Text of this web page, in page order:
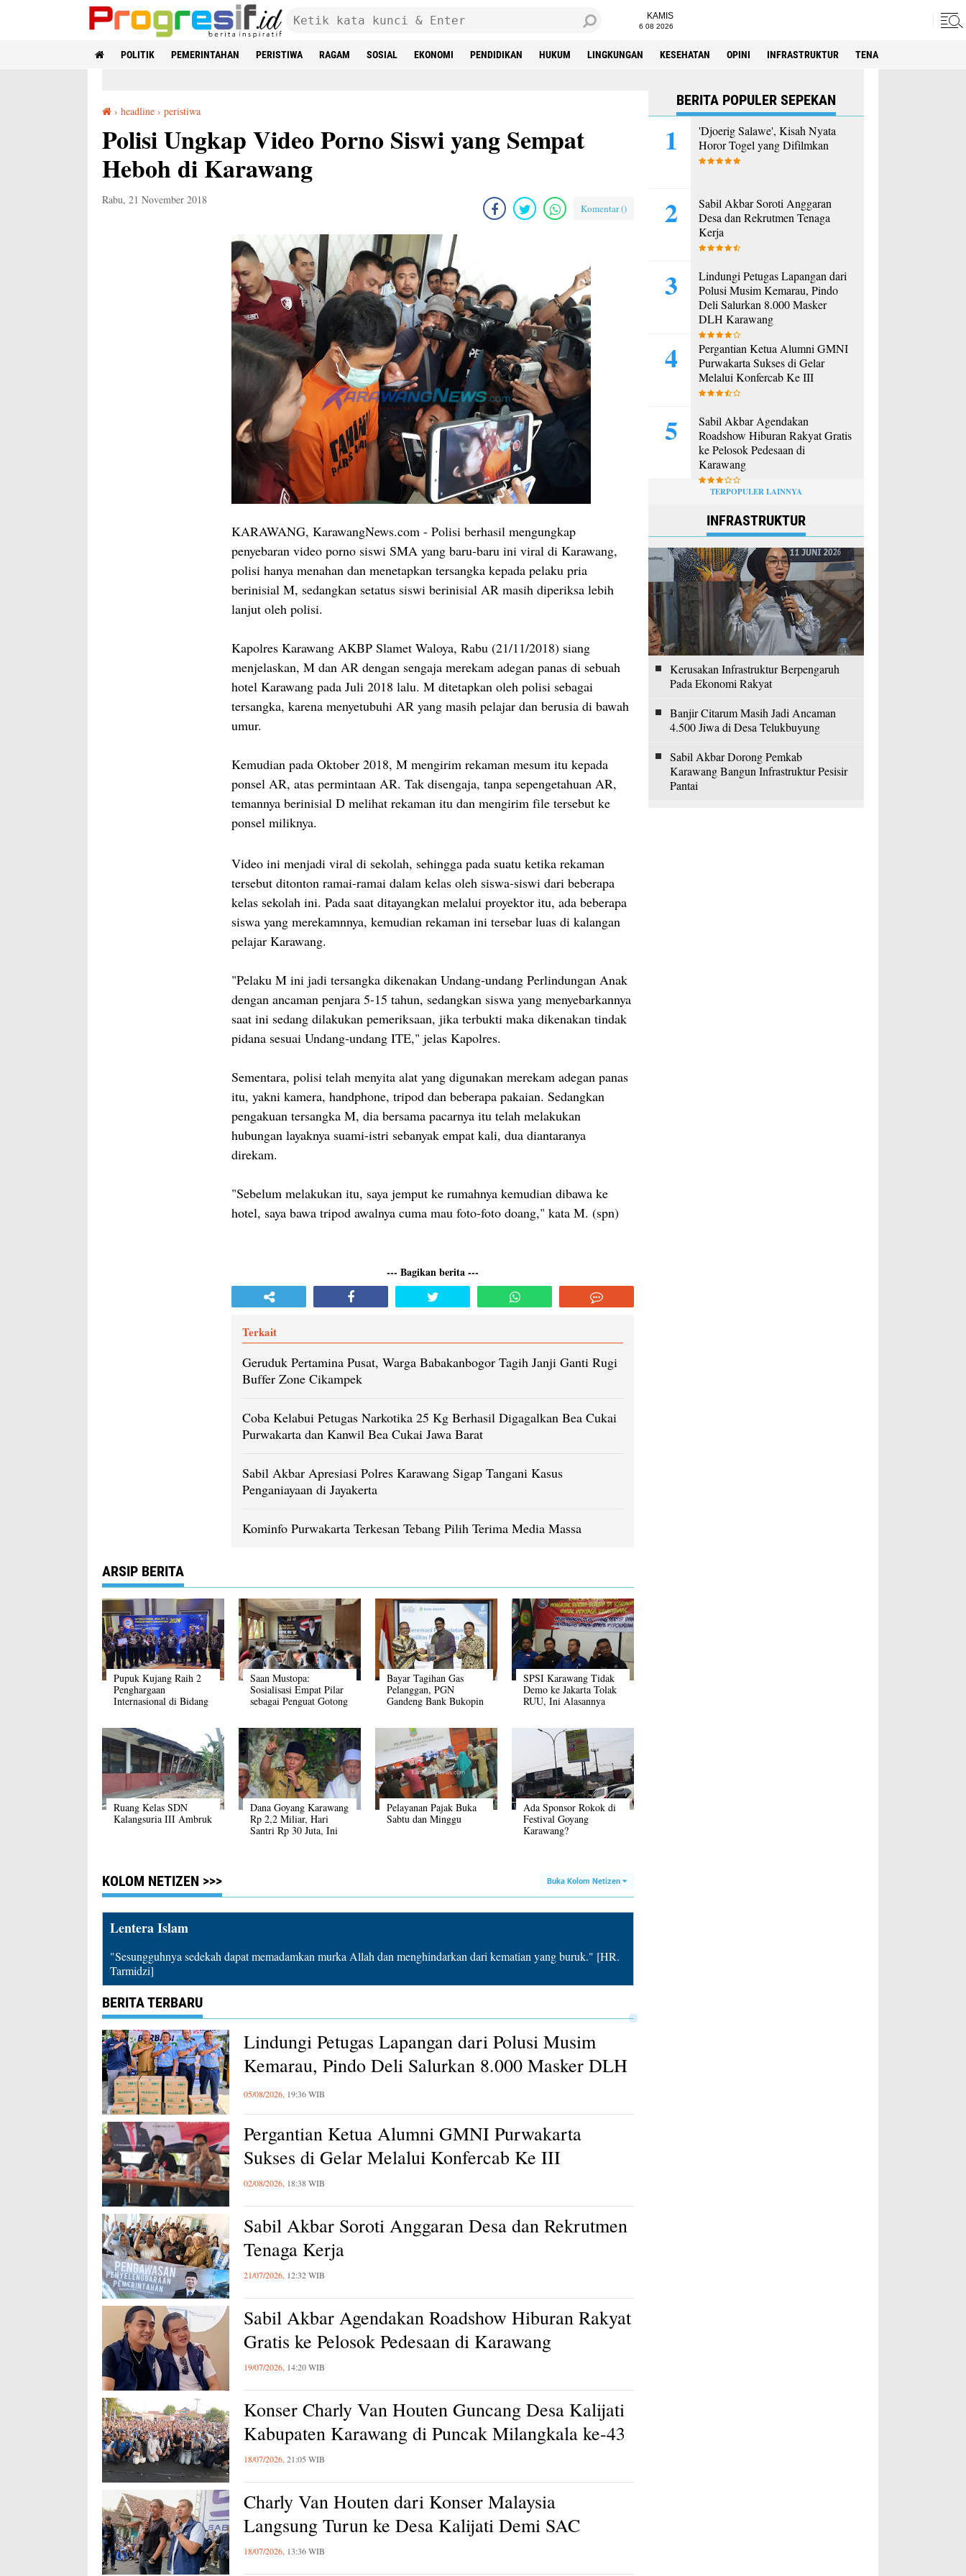
KAMIS
6 08 2026
POLITIK PEMERINTAHAN PERISTIWA RAGAM SOSIAL EKONOMI PENDIDIKAN HUKUM LINGKUNGAN KESEHATAN OPINI INFRASTRUKTUR TENAGA KERJA
› headline › peristiwa
Polisi Ungkap Video Porno Siswi yang Sempat
Heboh di Karawang
Rabu, 21 November 2018
Komentar ()
KARAWANG, KarawangNews.com - Polisi berhasil mengungkap
penyebaran video porno siswi SMA yang baru-baru ini viral di Karawang,
polisi hanya menahan dan menetapkan tersangka kepada pelaku pria
berinisial M, sedangkan setatus siswi berinisial AR masih diperiksa lebih
lanjut oleh polisi.
Kapolres Karawang AKBP Slamet Waloya, Rabu (21/11/2018) siang
menjelaskan, M dan AR dengan sengaja merekam adegan panas di sebuah
hotel Karawang pada Juli 2018 lalu. M ditetapkan oleh polisi sebagai
tersangka, karena menyetubuhi AR yang masih pelajar dan berusia di bawah
umur.
Kemudian pada Oktober 2018, M mengirim rekaman mesum itu kepada
ponsel AR, atas permintaan AR. Tak disengaja, tanpa sepengetahuan AR,
temannya berinisial D melihat rekaman itu dan mengirim file tersebut ke
ponsel miliknya.
Video ini menjadi viral di sekolah, sehingga pada suatu ketika rekaman
tersebut ditonton ramai-ramai dalam kelas oleh siswa-siswi dari beberapa
kelas sekolah ini. Pada saat ditayangkan melalui proyektor itu, ada beberapa
siswa yang merekamnnya, kemudian rekaman ini tersebar luas di kalangan
pelajar Karawang.
"Pelaku M ini jadi tersangka dikenakan Undang-undang Perlindungan Anak
dengan ancaman penjara 5-15 tahun, sedangkan siswa yang menyebarkannya
saat ini sedang dilakukan pemeriksaan, jika terbukti maka dikenakan tindak
pidana sesuai Undang-undang ITE," jelas Kapolres.
Sementara, polisi telah menyita alat yang digunakan merekam adegan panas
itu, yakni kamera, handphone, tripod dan beberapa pakaian. Sedangkan
pengakuan tersangka M, dia bersama pacarnya itu telah melakukan
hubungan layaknya suami-istri sebanyak empat kali, dua diantaranya
direkam.
"Sebelum melakukan itu, saya jemput ke rumahnya kemudian dibawa ke
hotel, saya bawa tripod awalnya cuma mau foto-foto doang," kata M. (spn)
--- Bagikan berita ---
Terkait
Geruduk Pertamina Pusat, Warga Babakanbogor Tagih Janji Ganti Rugi
Buffer Zone Cikampek
Coba Kelabui Petugas Narkotika 25 Kg Berhasil Digagalkan Bea Cukai
Purwakarta dan Kanwil Bea Cukai Jawa Barat
Sabil Akbar Apresiasi Polres Karawang Sigap Tangani Kasus
Penganiayaan di Jayakerta
Kominfo Purwakarta Terkesan Tebang Pilih Terima Media Massa
ARSIP BERITA
Pupuk Kujang Raih 2
Penghargaan
Internasional di Bidang
Saan Mustopa:
Sosialisasi Empat Pilar
sebagai Penguat Gotong
Bayar Tagihan Gas
Pelanggan, PGN
Gandeng Bank Bukopin
SPSI Karawang Tidak
Demo ke Jakarta Tolak
RUU, Ini Alasannya
Ruang Kelas SDN
Kalangsuria III Ambruk
Dana Goyang Karawang
Rp 2,2 Miliar, Hari
Santri Rp 30 Juta, Ini
Pelayanan Pajak Buka
Sabtu dan Minggu
Ada Sponsor Rokok di
Festival Goyang
Karawang?
KOLOM NETIZEN >>> Buka Kolom Netizen
Lentera Islam
"Sesungguhnya sedekah dapat memadamkan murka Allah dan menghindarkan dari kematian yang buruk." [HR.
Tarmidzi]
BERITA TERBARU
Lindungi Petugas Lapangan dari Polusi Musim
Kemarau, Pindo Deli Salurkan 8.000 Masker DLH
Karawang
05/08/2026, 19:36 WIB
Pergantian Ketua Alumni GMNI Purwakarta
Sukses di Gelar Melalui Konfercab Ke III
02/08/2026, 18:38 WIB
Sabil Akbar Soroti Anggaran Desa dan Rekrutmen
Tenaga Kerja
21/07/2026, 12:32 WIB
Sabil Akbar Agendakan Roadshow Hiburan Rakyat
Gratis ke Pelosok Pedesaan di Karawang
19/07/2026, 14:20 WIB
Konser Charly Van Houten Guncang Desa Kalijati
Kabupaten Karawang di Puncak Milangkala ke-43
18/07/2026, 21:05 WIB
Charly Van Houten dari Konser Malaysia
Langsung Turun ke Desa Kalijati Demi SAC
18/07/2026, 13:36 WIB
BERITA POPULER SEPEKAN
'Djoerig Salawe', Kisah Nyata
Horor Togel yang Difilmkan
Sabil Akbar Soroti Anggaran
Desa dan Rekrutmen Tenaga
Kerja
Lindungi Petugas Lapangan dari
Polusi Musim Kemarau, Pindo
Deli Salurkan 8.000 Masker
DLH Karawang
Pergantian Ketua Alumni GMNI
Purwakarta Sukses di Gelar
Melalui Konfercab Ke III
Sabil Akbar Agendakan
Roadshow Hiburan Rakyat Gratis
ke Pelosok Pedesaan di
Karawang
TERPOPULER LAINNYA
INFRASTRUKTUR
Kerusakan Infrastruktur Berpengaruh
Pada Ekonomi Rakyat
Banjir Citarum Masih Jadi Ancaman
4.500 Jiwa di Desa Telukbuyung
Sabil Akbar Dorong Pemkab
Karawang Bangun Infrastruktur Pesisir
Pantai